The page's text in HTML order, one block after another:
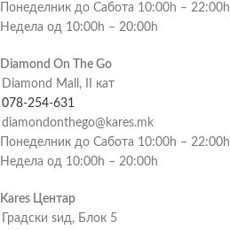
Понеделник до Сабота 10:00h – 22:00h
Недела од 10:00h – 20:00h
Diamond On The Go
Diamond Mall, II кат
078-254-631
diamondonthego@kares.mk
Понеделник до Сабота 10:00h – 22:00h
Недела од 10:00h – 20:00h
Kares Центар
Градски ѕид, Блок 5